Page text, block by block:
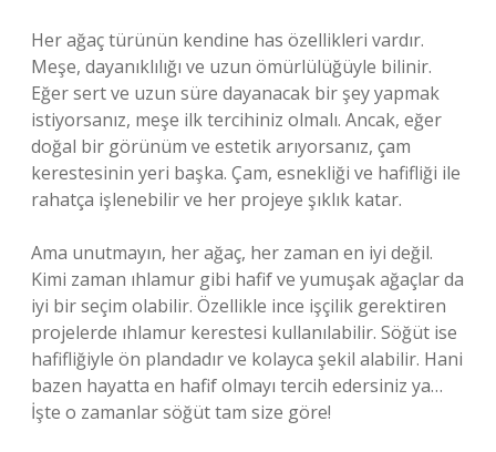
Her ağaç türünün kendine has özellikleri vardır.
Meşe, dayanıklılığı ve uzun ömürlülüğüyle bilinir.
Eğer sert ve uzun süre dayanacak bir şey yapmak
istiyorsanız, meşe ilk tercihiniz olmalı. Ancak, eğer
doğal bir görünüm ve estetik arıyorsanız, çam
kerestesinin yeri başka. Çam, esnekliği ve hafifliği ile
rahatça işlenebilir ve her projeye şıklık katar.
Ama unutmayın, her ağaç, her zaman en iyi değil.
Kimi zaman ıhlamur gibi hafif ve yumuşak ağaçlar da
iyi bir seçim olabilir. Özellikle ince işçilik gerektiren
projelerde ıhlamur kerestesi kullanılabilir. Söğüt ise
hafifliğiyle ön plandadır ve kolayca şekil alabilir. Hani
bazen hayatta en hafif olmayı tercih edersiniz ya…
İşte o zamanlar söğüt tam size göre!